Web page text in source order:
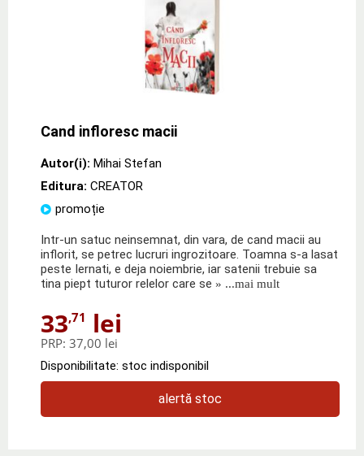
Cand infloresc macii
Autor(i): Mihai Stefan
Editura: CREATOR
promoție
Intr-un satuc neinsemnat, din vara, de cand macii au
inflorit, se petrec lucruri ingrozitoare. Toamna s-a lasat
peste Iernati, e deja noiembrie, iar satenii trebuie sa
tina piept tuturor relelor care se » ...mai mult
33,71 lei
PRP: 37,00 lei
Disponibilitate: stoc indisponibil
alertă stoc